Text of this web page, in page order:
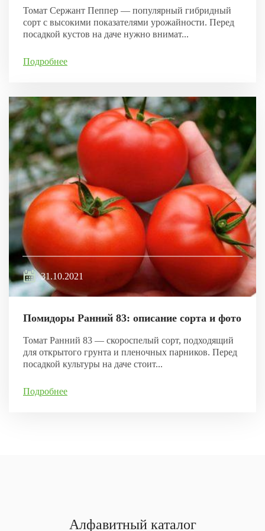
Томат Сержант Пеппер — популярный гибридный
сорт с высокими показателями урожайности. Перед
посадкой кустов на даче нужно внимат...
Подробнее
31.10.2021
Помидоры Ранний 83: описание сорта и фото
Томат Ранний 83 — скороспелый сорт, подходящий
для открытого грунта и пленочных парников. Перед
посадкой культуры на даче стоит...
Подробнее
Алфавитный каталог